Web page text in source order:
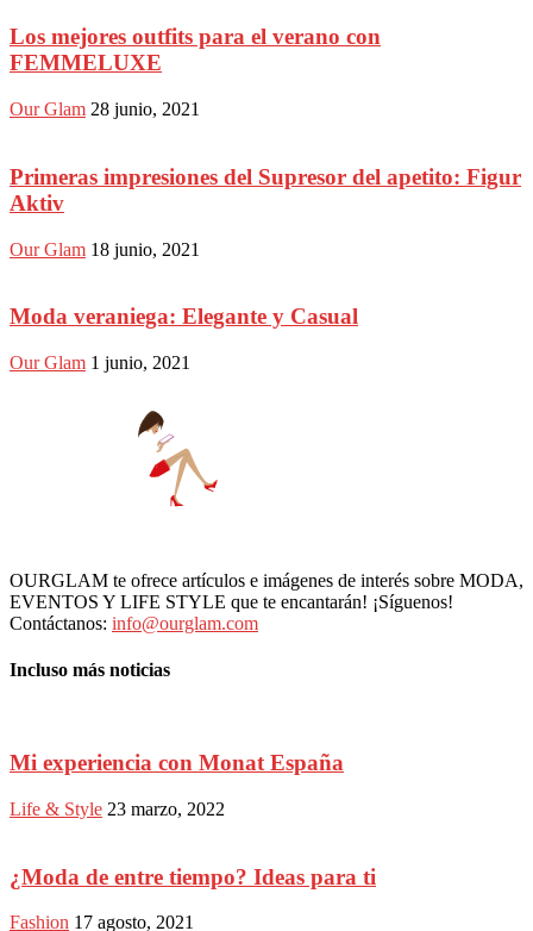
Los mejores outfits para el verano con
FEMMELUXE
Our Glam 28 junio, 2021
Primeras impresiones del Supresor del apetito: Figur
Aktiv
Our Glam 18 junio, 2021
Moda veraniega: Elegante y Casual
Our Glam 1 junio, 2021
OURGLAM te ofrece artículos e imágenes de interés sobre MODA,
EVENTOS Y LIFE STYLE que te encantarán! ¡Síguenos!
Contáctanos: info@ourglam.com
Incluso más noticias
Mi experiencia con Monat España
Life & Style 23 marzo, 2022
¿Moda de entre tiempo? Ideas para ti
Fashion 17 agosto, 2021